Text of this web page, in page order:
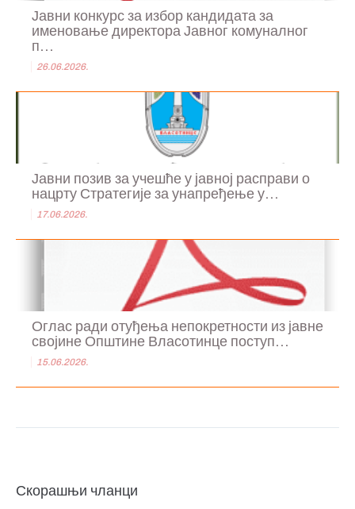
Јавни конкурс за избор кандидата за
именовање директора Јавног комуналног
п...
26.06.2026.
Јавни позив за учешће у јавној расправи о
нацрту Стратегије за унапређење у...
17.06.2026.
Оглас ради отуђења непокретности из јавне
својине Општине Власотинце поступ...
15.06.2026.
Скорашњи чланци